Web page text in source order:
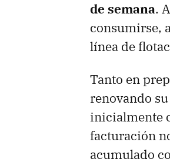
de semana.
consumirse,
línea de
Tanto en
renovando
inicialmente
facturación
acumulado